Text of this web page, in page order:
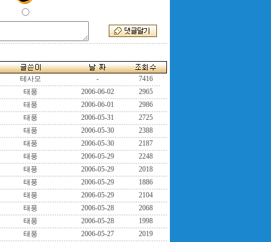
테사모 -
7416
태풍 2006-06-02
2965
태풍 2006-06-01
2986
태풍 2006-05-31
2725
태풍 2006-05-30
2388
태풍 2006-05-30
2187
태풍 2006-05-29
2248
태풍 2006-05-29
2018
태풍 2006-05-29
1886
태풍 2006-05-29
2104
태풍 2006-05-28
2068
태풍 2006-05-28
1998
태풍 2006-05-27 2019